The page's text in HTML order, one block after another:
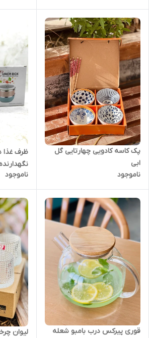
پک کاسه کادویی چهارتایی گل
ابی
ناموجود
ظرف غذا
Box
ناموجود
قوری پیرکس درب بامبو شعله